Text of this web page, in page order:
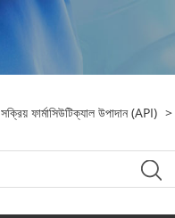
সক্রিয় ফার্মাসিউটিক্যাল উপাদান (API) >